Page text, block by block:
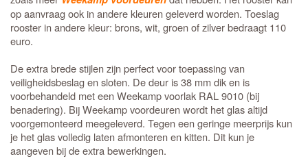
op aanvraag ook in andere kleuren geleverd worden. Toeslag
rooster in andere kleur: brons, wit, groen of zilver bedraagt 110
euro.
De extra brede stijlen zijn perfect voor toepassing van
veiligheidsbeslag en sloten. De deur is 38 mm dik en is
voorbehandeld met een Weekamp voorlak RAL 9010 (bij
benadering). Bij Weekamp voordeuren wordt het glas altijd
voorgemonteerd meegeleverd. Tegen een geringe meerprijs kun
je het glas volledig laten afmonteren en kitten. Dit kun je
aangeven bij de extra bewerkingen.